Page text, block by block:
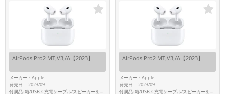
AirPods Pro2 MTJV3J/A【2023】
メーカー：Apple
発売日： 2023/09
付属品: 箱/USB-C充電ケーブル/スピーカーを搭載したストラップループ付きMagSafe充電ケース(USB-C)/シリコーン製イヤーチップ(XS/S/L)/マニュアル
AirPods Pro2 MTJV3J/A【2023】
メーカー：Apple
発売日： 2023/09
付属品: 箱/USB-C充電ケーブル/スピーカーを搭載したストラップループ付きMagSafe充電ケース(USB-C)/シリコーン製イヤーチップ(XS/S/M)/マニュアル
フリーワード
除外ワード
人気の検索ワード：Let's note EliteBook
カテゴリー
商品ジャンルの絞り込み